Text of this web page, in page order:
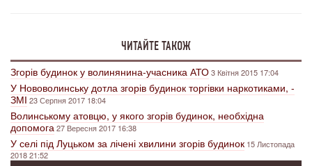
ЧИТАЙТЕ ТАКОЖ
Згорів будинок у волинянина-учасника АТО3 Квітня 2015 17:04
У Нововолинську дотла згорів будинок торгівки наркотиками, -
ЗМІ23 Серпня 2017 18:04
Волинському атовцю, у якого згорів будинок, необхідна
допомога27 Вересня 2017 16:38
У селі під Луцьком за лічені хвилини згорів будинок 15 Листопада
2018 21:52